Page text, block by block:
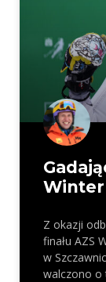
Winter
Z okazji
finału AZS
w
walczono o